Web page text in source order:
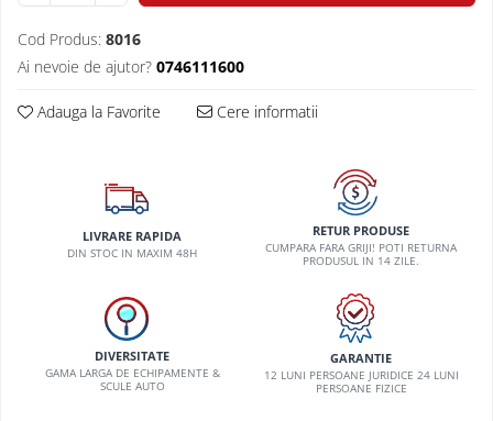
Ford
Jaguar
Lancia
Land Rover
Renault
Cod Produs: 8016
Ai nevoie de ajutor? 0746111600
Adauga la Favorite Cere informatii
LIVRARE RAPIDA
DIN STOC IN MAXIM 48H
RETUR PRODUSE
CUMPARA FARA GRIJI! POTI RETURNA
PRODUSUL IN 14 ZILE.
DIVERSITATE
GAMA LARGA DE ECHIPAMENTE &
SCULE AUTO
GARANTIE
12 LUNI PERSOANE JURIDICE 24 LUNI
PERSOANE FIZICE